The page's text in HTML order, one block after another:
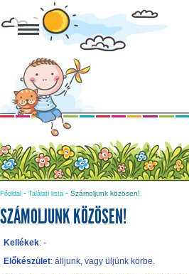
Főoldal - Találati lista - Számoljunk közösen!
SZÁMOLJUNK KÖZÖSEN!
Kellékek: -
Előkészület: álljunk, vagy üljünk körbe.